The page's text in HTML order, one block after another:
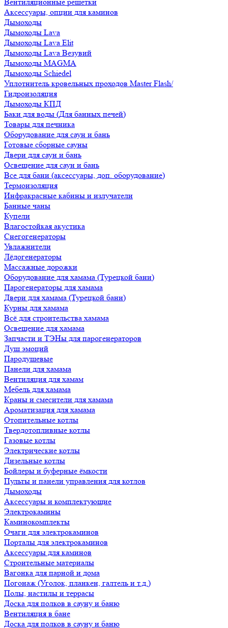
Аксессуары, опции для каминов
Дымоходы
Дымоходы Lava
Дымоходы Lava Elit
Дымоходы Lava Везувий
Дымоходы MAGMA
Дымоходы Schiedel
Уплотнитель кровельных проходов Master Flash/
Гидроизоляция
Дымоходы КПД
Баки для воды (Для банных печей)
Товары для печника
Оборудование для саун и бань
Готовые сборные сауны
Двери для саун и бань
Освещение для саун и бань
Все для бани (аксессуары, доп. оборудование)
Термоизоляция
Инфракрасные кабины и излучатели
Банные чаны
Купели
Влагостойкая акустика
Снегогенераторы
Увлажнители
Лёдогенераторы
Массажные дорожки
Оборудование для хамама (Турецкой бани)
Парогенераторы для хамама
Двери для хамама (Турецкой бани)
Курны для хамама
Всё для строительства хамама
Освещение для хамама
Запчасти и ТЭНы для парогенераторов
Душ эмоций
Пародушевые
Панели для хамама
Вентиляция для хамам
Мебель для хамама
Краны и смесители для хамама
Ароматизация для хамама
Отопительные котлы
Твердотопливные котлы
Газовые котлы
Электрические котлы
Дизельные котлы
Бойлеры и буферные ёмкости
Пульты и панели управления для котлов
Дымоходы
Аксессуары и комплектующие
Электрокамины
Каминокомплекты
Очаги для электрокаминов
Порталы для электрокаминов
Аксессуары для каминов
Строительные материалы
Вагонка для парной и дома
Погонаж (Уголок, планкен, галтель и т.д.)
Полы, настилы и террасы
Доска для полков в сауну и баню
Вентиляция в бане
Доска для полков в сауну и баню